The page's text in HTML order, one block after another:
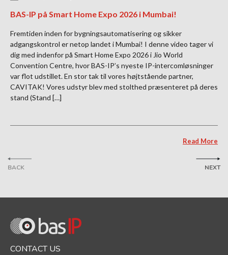
BACK
BAS-IP på Smart Home Expo 2026 i Mumbai!
Fremtiden inden for bygningsautomatisering og sikker
adgangskontrol er netop landet i Mumbai! I denne video tager vi
dig med indenfor på Smart Home Expo 2026 i Jio World
Convention Centre, hvor BAS-IP’s nyeste IP-intercomløsninger
var flot udstillet. En stor tak til vores højtstående partner,
CAVITAK! Vores udstyr blev med stolthed præsenteret på deres
stand (Stand […]
Read More
NEXT
CONTACT US